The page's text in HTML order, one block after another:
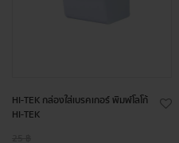
HI-TEK กล่องใส่เบรคเกอร์ พิมพ์โลโก้
HI-TEK